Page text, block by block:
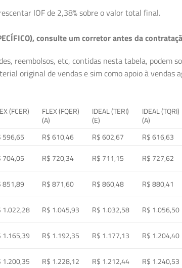
IOF de 2,38% sobre o valor total final.
consulte um corretor antes da
reembolsos, etc, contidas nesta tabela, podem
original de vendas e sim como apoio à vendas
(FCER)
FLEX (FQER)
(A)
IDEAL (TERI)
(E)
IDEAL (TQRI)
(A)
596,65 R$ 610,46 R$ 602,67 R$ 616,63
704,05 R$ 720,34 R$ 711,15 R$ 727,62
851,89 R$ 871,60 R$ 860,48 R$ 880,41
1.022,28 R$ 1.045,93 R$ 1.032,58 R$ 1.056,50
1.165,39 R$ 1.192,35 R$ 1.177,13 R$ 1.204,40
1.200,35 R$ 1.228,12 R$ 1.212,44 R$ 1.240,53